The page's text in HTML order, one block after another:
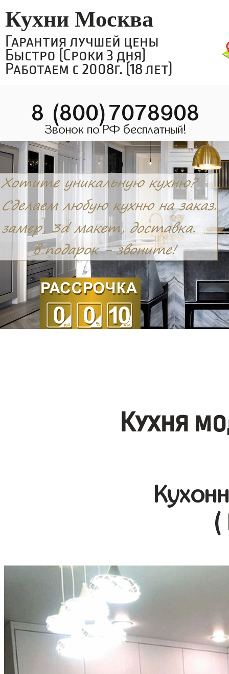
Кухни Москва
Гарантия лучшей цены
Быстро (Сроки 3 дня)
Работаем с 2008г. (18 лет)
8 (800)7078908
Звонок по РФ бесплатный!
Кухня
(